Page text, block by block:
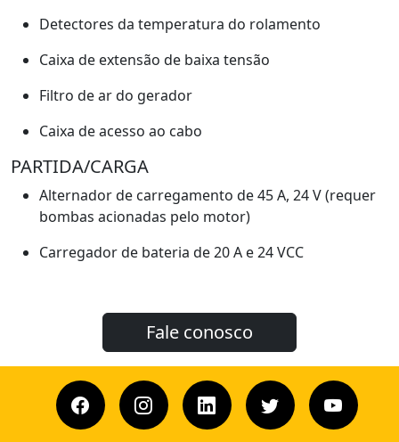
Detectores da temperatura do rolamento
Caixa de extensão de baixa tensão
Filtro de ar do gerador
Caixa de acesso ao cabo
PARTIDA/CARGA
Alternador de carregamento de 45 A, 24 V (requer
bombas acionadas pelo motor)
Carregador de bateria de 20 A e 24 VCC
Fale conosco